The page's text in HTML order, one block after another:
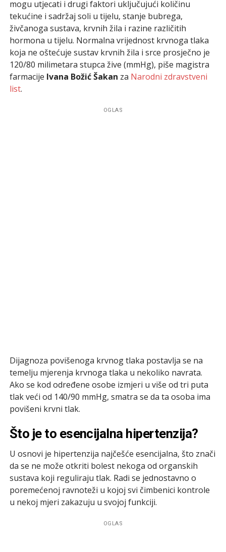
mogu utjecati i drugi faktori uključujući količinu
tekućine i sadržaj soli u tijelu, stanje bubrega,
živčanoga sustava, krvnih žila i razine različitih
hormona u tijelu. Normalna vrijednost krvnoga tlaka
koja ne oštećuje sustav krvnih žila i srce prosječno je
120/80 milimetara stupca žive (mmHg), piše magistra
farmacije Ivana Božić Šakan za Narodni zdravstveni
list.
OGLAS
Dijagnoza povišenoga krvnog tlaka postavlja se na
temelju mjerenja krvnoga tlaka u nekoliko navrata.
Ako se kod određene osobe izmjeri u više od tri puta
tlak veći od 140/90 mmHg, smatra se da ta osoba ima
povišeni krvni tlak.
Što je to esencijalna hipertenzija?
U osnovi je hipertenzija najčešće esencijalna, što znači
da se ne može otkriti bolest nekoga od organskih
sustava koji reguliraju tlak. Radi se jednostavno o
poremećenoj ravnoteži u kojoj svi čimbenici kontrole
u nekoj mjeri zakazuju u svojoj funkciji.
OGLAS